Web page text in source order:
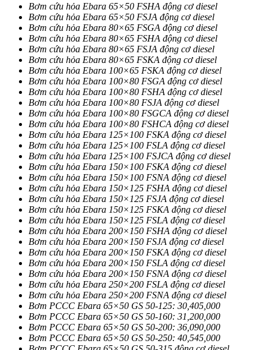
Bơm cứu hỏa Ebara 65×50 FSHA động cơ diesel
Bơm cứu hỏa Ebara 65×50 FSJA động cơ diesel
Bơm cứu hỏa Ebara 80×65 FSGA động cơ diesel
Bơm cứu hỏa Ebara 80×65 FSHA động cơ diesel
Bơm cứu hỏa Ebara 80×65 FSJA động cơ diesel
Bơm cứu hỏa Ebara 80×65 FSKA động cơ diesel
Bơm cứu hỏa Ebara 100×65 FSKA động cơ diesel
Bơm cứu hỏa Ebara 100×80 FSGA động cơ diesel
Bơm cứu hỏa Ebara 100×80 FSHA động cơ diesel
Bơm cứu hỏa Ebara 100×80 FSJA động cơ diesel
Bơm cứu hỏa Ebara 100×80 FSGCA động cơ diesel
Bơm cứu hỏa Ebara 100×80 FSHCA động cơ diesel
Bơm cứu hỏa Ebara 125×100 FSKA động cơ diesel
Bơm cứu hỏa Ebara 125×100 FSLA động cơ diesel
Bơm cứu hỏa Ebara 125×100 FSJCA động cơ diesel
Bơm cứu hỏa Ebara 150×100 FSKA động cơ diesel
Bơm cứu hỏa Ebara 150×100 FSNA động cơ diesel
Bơm cứu hỏa Ebara 150×125 FSHA động cơ diesel
Bơm cứu hỏa Ebara 150×125 FSJA động cơ diesel
Bơm cứu hỏa Ebara 150×125 FSKA động cơ diesel
Bơm cứu hỏa Ebara 150×125 FSLA động cơ diesel
Bơm cứu hỏa Ebara 200×150 FSHA động cơ diesel
Bơm cứu hỏa Ebara 200×150 FSJA động cơ diesel
Bơm cứu hỏa Ebara 200×150 FSKA động cơ diesel
Bơm cứu hỏa Ebara 200×150 FSLA động cơ diesel
Bơm cứu hỏa Ebara 200×150 FSNA động cơ diesel
Bơm cứu hỏa Ebara 250×200 FSLA động cơ diesel
Bơm cứu hỏa Ebara 250×200 FSNA động cơ diesel
Bơm PCCC Ebara 65×50 GS 50-125: 30,405,000
Bơm PCCC Ebara 65×50 GS 50-160: 31,200,000
Bơm PCCC Ebara 65×50 GS 50-200: 36,090,000
Bơm PCCC Ebara 65×50 GS 50-250: 40,545,000